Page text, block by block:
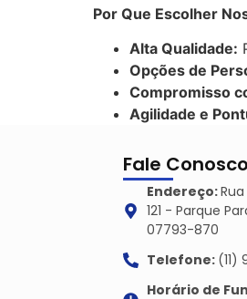
Por Que Escolher
Alta Qualidade:
Opções de
Compromisso
Agilidade e
Fale Conosco
Endereço:
121 - Parque
07793-870
Telefone: (11)
Horário de